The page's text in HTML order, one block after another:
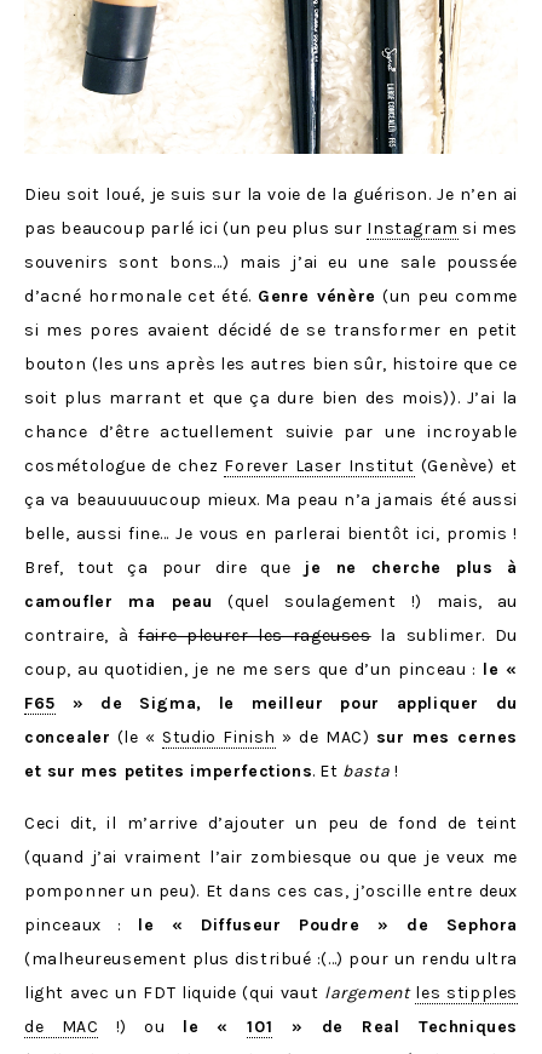
Dieu soit loué, je suis sur la voie de la guérison. Je n’en ai
pas beaucoup parlé ici (un peu plus sur Instagram si mes
souvenirs sont bons…) mais j’ai eu une sale poussée
d’acné hormonale cet été. Genre vénère (un peu comme
si mes pores avaient décidé de se transformer en petit
bouton (les uns après les autres bien sûr, histoire que ce
soit plus marrant et que ça dure bien des mois)). J’ai la
chance d’être actuellement suivie par une incroyable
cosmétologue de chez Forever Laser Institut (Genève) et
ça va beauuuuucoup mieux. Ma peau n’a jamais été aussi
belle, aussi fine… Je vous en parlerai bientôt ici, promis !
Bref, tout ça pour dire que je ne cherche plus à
camoufler ma peau
(quel soulagement !) mais, au
contraire, àfaire pleurer les rageusesla sublimer. Du
coup, au quotidien, je ne me sers que d’un pinceau : le «
F65 » de Sigma, le meilleur pour appliquer du
concealer (le « Studio Finish » de MAC) sur mes cernes
et sur mes petites imperfections. Et basta !
Ceci dit, il m’arrive d’ajouter un peu de fond de teint
(quand j’ai vraiment l’air zombiesque ou que je veux me
pomponner un peu). Et dans ces cas, j’oscille entre deux
pinceaux : le « Diffuseur Poudre » de Sephora
(malheureusement plus distribué :(…) pour un rendu ultra
light avec un FDT liquide (qui vaut largement les stipples
de MAC !) ou le «101 » de Real Techniques